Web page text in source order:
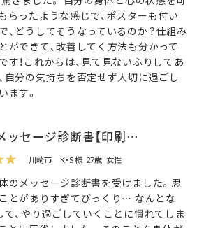
らったような感じで、ポスターも付い
、どうしてそうなっているのか？仕組み
ができて、改善してく方法も分かって
す！これからは、見て見ないふりしてあ
自分の気持ちを否定せず大切に過ごし
ます。
ッセージ診断書【印刷…
川崎市 K・S 様 27歳 女性
のメッセージ診断書を受けました。思
とがありすぎてびっくり… なんとな
て、やり過ごしていくことに慣れてしま